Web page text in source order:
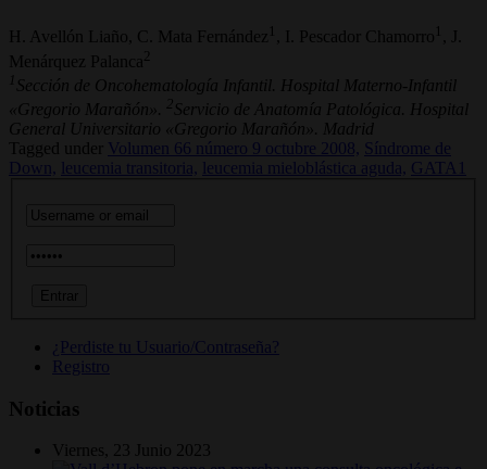
H. Avellón Liaño, C. Mata Fernández 1 , I. Pescador Chamorro 1
, J.
Menárquez Palanca
1 Sección de Oncohematología Infantil. Hospital Materno-Infantil
«Gregorio Marañón».
2 Servicio de Anatomía Patológica. Hospital
General Universitario «Gregorio Marañón». Madrid
Tagged under
Volumen 66 número 9 octubre 2008,
Síndrome de
Down,
leucemia transitoria, leucemia mieloblástica aguda, GATA1
¿Perdiste tu Usuario/Contraseña?
Registro
Noticias
Viernes, 23 Junio 2023